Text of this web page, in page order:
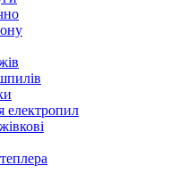
електропил